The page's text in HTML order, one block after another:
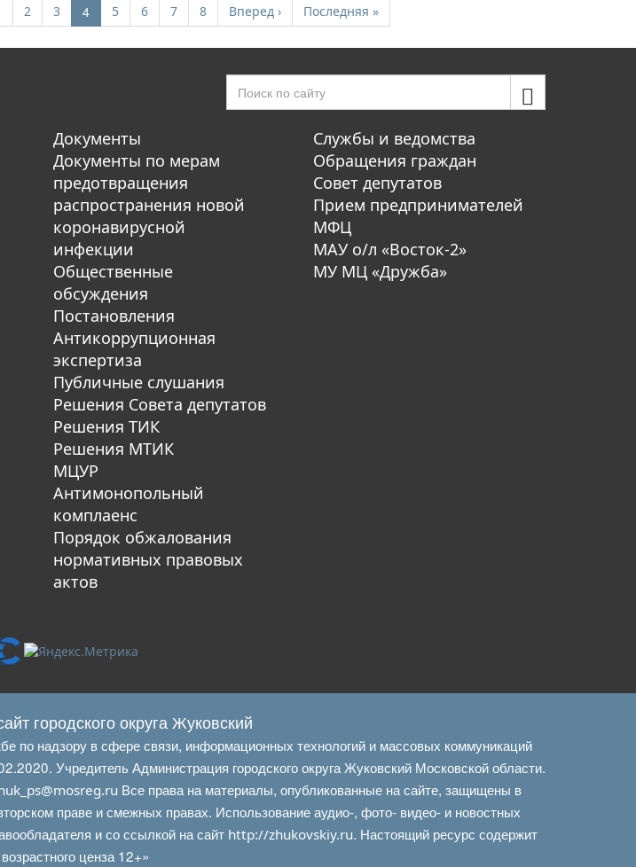
2 3 4(current)
5 6 7 8 Вперед › Последняя »
Документы
Документы по мерам
предотвращения
распространения новой
коронавирусной
инфекции
Общественные
обсуждения
Постановления
Антикоррупционная
экспертиза
Публичные слушания
Решения Совета депутатов
Решения ТИК
Решения МТИК
МЦУР
Антимонопольный
комплаенс
Порядок обжалования
нормативных правовых
актов
Службы и ведомства
Обращения граждан
Совет депутатов
Прием предпринимателей
МФЦ
МАУ о/л «Восток-2»
МУ МЦ «Дружба»
городского округа Жуковский
по надзору в сфере связи, информационных технологий и массовых коммуникаций
Учредитель Администрация городского округа Жуковский Московской области.
Все права на материалы, опубликованные на сайте, защищены в
праве и смежных правах. Использование аудио-, фото- видео- и новостных
и со ссылкой на сайт http://zhukovskiy.ru. Настоящий ресурс содержит
ценза 12+»